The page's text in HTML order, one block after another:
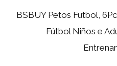
BSBUY Petos Futbol,
Fútbol Niños e